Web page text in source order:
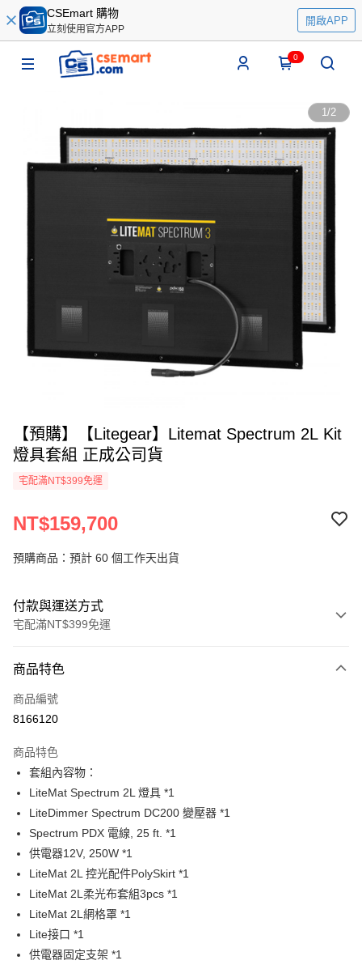
CSEmart 購物
立刻使用官方APP
開啟APP
0
1/2
【預購】【Litegear】Litemat Spectrum 2L Kit
燈具套組 正成公司貨
宅配滿NT$399免運
NT$159,700
預購商品：預計 60 個工作天出貨
付款與運送方式
宅配滿NT$399免運
信用卡一次付款
信用卡分期付款
合作金庫商業銀行
華南商業銀行
上海商業儲蓄銀行
國泰世華商業銀行
兆豐國際商業銀行
臺灣中小企業銀行
匯豐（台灣）商業銀行
聯邦商業銀行
元大商業銀行
玉山商業銀行
台新國際商業銀行
台灣樂天信用卡公司
6 期 0 利率 每期
華南商業銀行
上海商業儲蓄銀行
台北富邦商業銀行
國泰世華商業銀行
臺灣中小企業銀行
匯豐（台灣）商業銀行
元大商業銀行
玉山商業銀行
台新國際商業銀行
台灣樂天信用卡公司
12 期 0 利率 每期
合作金庫商業銀行
第一商業銀行
上海商業儲蓄銀行
國泰世華商業銀行
臺灣中小企業銀行
匯豐（台灣）商業銀行
聯邦商業銀行
元大商業銀行
玉山商業銀行
台新國際商業銀行
LINE Pay
Apple Pay
街口支付
悠遊付
Google Pay
全支付
商品特色
商品編號
8166120
商品特色
套組內容物：
LiteMat Spectrum 2L 燈具 *1
LiteDimmer Spectrum DC200 變壓器 *1
Spectrum PDX 電線, 25 ft. *1
供電器12V, 250W *1
LiteMat 2L 控光配件PolySkirt *1
LiteMat 2L柔光布套組3pcs *1
LiteMat 2L網格罩 *1
Lite接口 *1
供電器固定支架 *1